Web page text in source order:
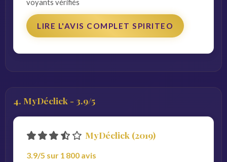
voyants vérifiés
LIRE L'AVIS COMPLET SPIRITEO
4. MyDéclick - 3.9/5
MyDéclick (2019)
3.9/5 sur 1 800 avis